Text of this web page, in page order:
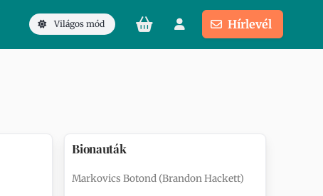
Világos mód Hírlevél
Bionauták
Markovics Botond (Brandon Hackett)